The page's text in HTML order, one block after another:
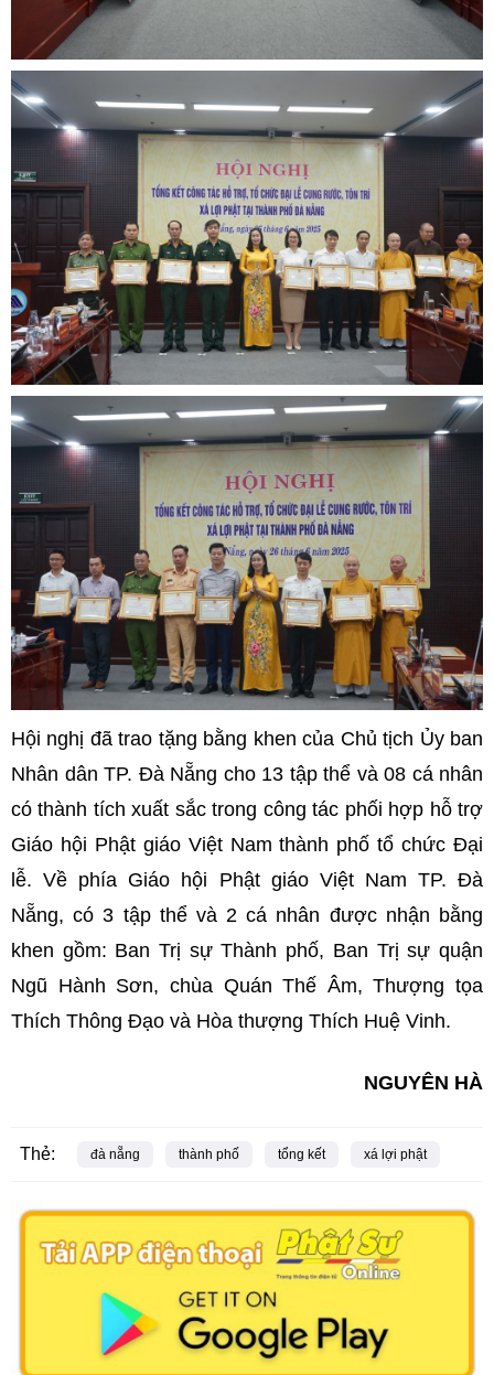
Hội nghị đã trao tặng bằng khen của Chủ tịch Ủy ban
Nhân dân TP. Đà Nẵng cho 13 tập thể và 08 cá nhân
có thành tích xuất sắc trong công tác phối hợp hỗ trợ
Giáo hội Phật giáo Việt Nam thành phố tổ chức Đại
lễ. Về phía Giáo hội Phật giáo Việt Nam TP. Đà
Nẵng, có 3 tập thể và 2 cá nhân được nhận bằng
khen gồm: Ban Trị sự Thành phố, Ban Trị sự quận
Ngũ Hành Sơn, chùa Quán Thế Âm, Thượng tọa
Thích Thông Đạo và Hòa thượng Thích Huệ Vinh.
NGUYÊN HÀ
Thẻ: đà nẵng thành phố tổng kết xá lợi phật